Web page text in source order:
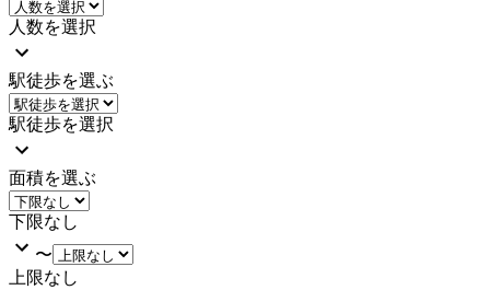
人数を選択
駅徒歩を選ぶ
駅徒歩を選択
面積を選ぶ
下限なし
〜
上限なし